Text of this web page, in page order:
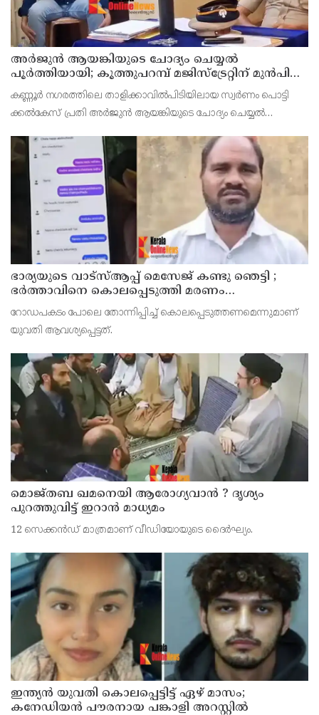
അര്‍ജുന്‍ ആയങ്കിയുടെ ചോദ്യം ചെയ്യല്‍
പൂര്‍ത്തിയായി; കൂത്തുപറമ്പ് മജിസ്ട്രേറ്റിന് മുൻപില്‍
ഹാജരാക്കും
കണ്ണൂർ നഗരത്തിലെ താളിക്കാവിൽപിടിയിലായ സ്വർണം പൊട്ടി
ക്കൽകേസ് പ്രതി അര്‍ജുന്‍ ആയങ്കിയുടെ ചോദ്യം ചെയ്യല്‍
ഭാര്യയുടെ വാട്സ്ആപ്പ് മെസേജ് കണ്ടു ഞെട്ടി ;
ഭര്‍ത്താവിനെ കൊലപ്പെടുത്തി മരണം
റോഡപകടമാക്കി മാറ്റാന്‍ കാമുകനുമായി
പദ്ധതിയിട്ട യുവതിയും സുഹൃത്തും ഒളിവില്‍
റോഡപകടം പോലെ തോന്നിപ്പിച്ച് കൊലപ്പെടുത്തണമെന്നുമാണ്
യുവതി ആവശ്യപ്പെട്ടത്.
മൊജ്തബ ഖമനെയി ആരോഗ്യവാന്‍ ? ദൃശ്യം
പുറത്തുവിട്ട് ഇറാന്‍ മാധ്യമം
12 സെക്കന്‍ഡ് മാത്രമാണ് വീഡിയോയുടെ ദൈര്‍ഘ്യം.
ഇന്ത്യന്‍ യുവതി കൊലപ്പെട്ടിട്ട് ഏഴ് മാസം;
കനേഡിയന്‍ പൗരനായ പങ്കാളി അറസ്റ്റില്‍